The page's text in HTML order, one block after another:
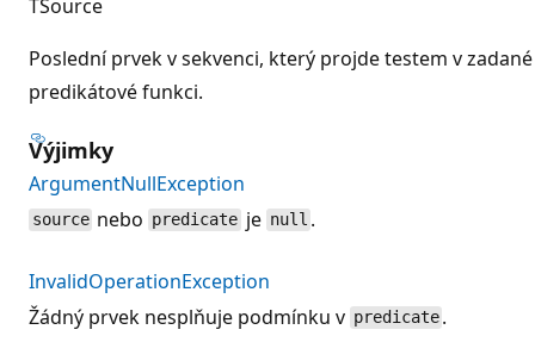
TSource
Poslední prvek v sekvenci, který projde testem v zadané
predikátové funkci.
Výjimky
ArgumentNullException
source nebo predicate je null .
InvalidOperationException
Žádný prvek nesplňuje podmínku v predicate .